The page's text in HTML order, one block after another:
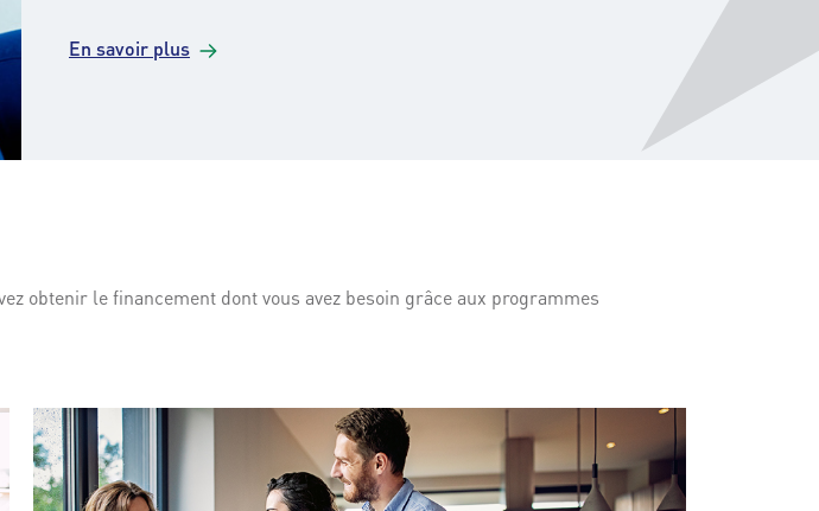
En savoir plus
obtenir le financement dont vous avez besoin grâce aux programmes